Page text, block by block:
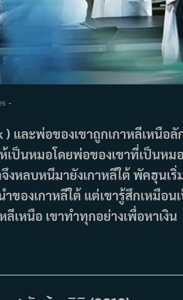
และพ่อของเขาถูกเกาหลีเหนือ
เป็นหมอโดยพ่อของเขาที่เป็นห
งหลบหนีมายังเกาหลีใต้ พัคฮุนเ
ของเกาหลีใต้ แต่เขารู้สึกเหมือ
เหนือ เขาทำทุกอย่างเพื่อหาเงิน